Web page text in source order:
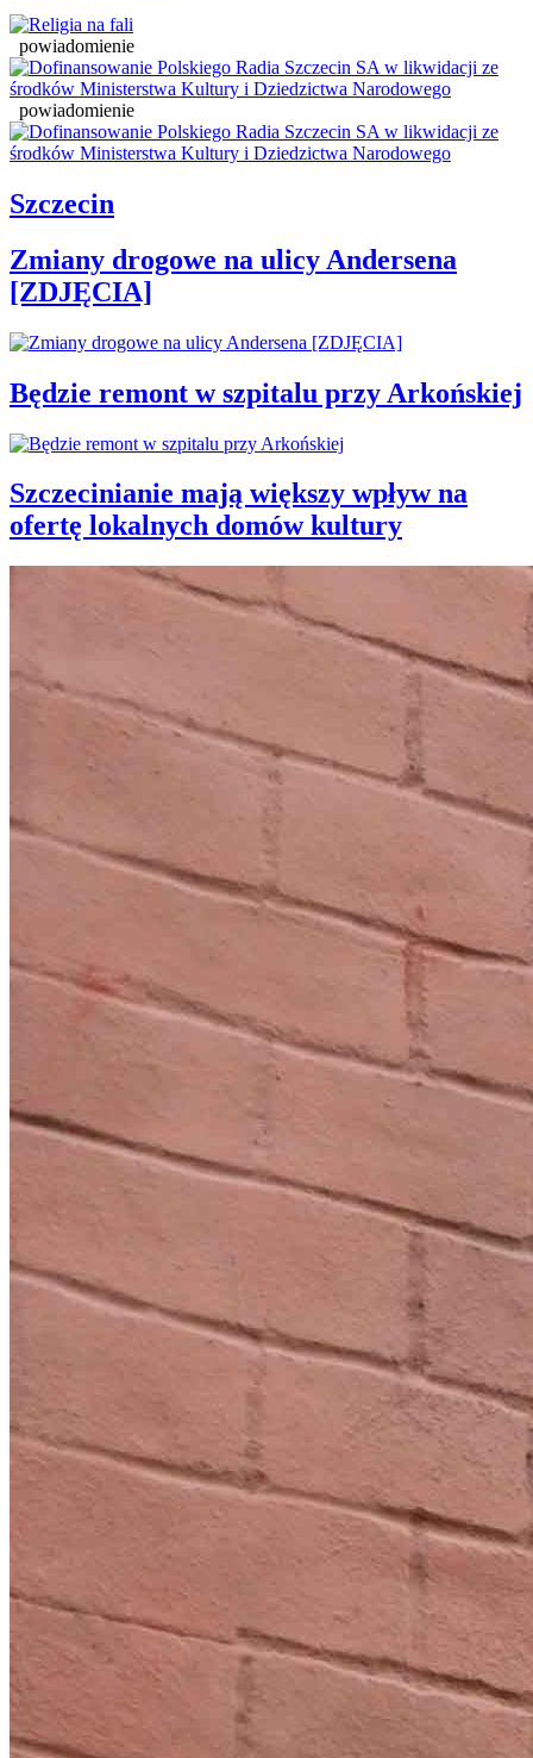
powiadomienie
powiadomienie
Szczecin
Zmiany drogowe na ulicy Andersena
[ZDJĘCIA]
Będzie remont w szpitalu przy Arkońskiej
Szczecinianie mają większy wpływ na
ofertę lokalnych domów kultury